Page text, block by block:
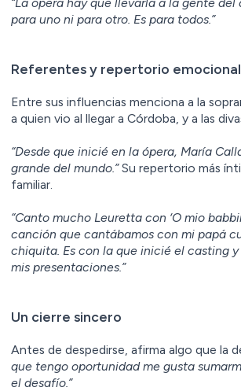
para uno ni para otro. Es para todos.”
Referentes y repertorio emocional
Entre sus influencias menciona a la
a quien vio al llegar a Córdoba, y a las
“Desde que inicié en la ópera, María
grande del mundo.”Su repertorio más
familiar.
“Canto mucho Leuretta con ‘O mio
canción que cantábamos con mi papá
chiquita. Es con la que inicié el casting
mis presentaciones.”
Un cierre sincero
Antes de despedirse, afirma algo que la
que tengo oportunidad me gusta
el desafío.”